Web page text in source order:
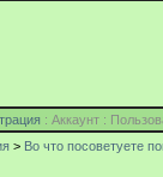
: Аккаунт :
> Во что посоветуете